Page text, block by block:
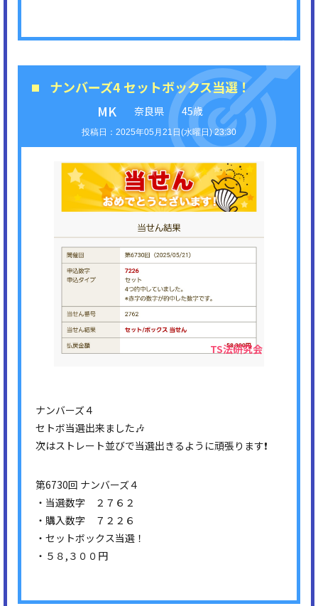
ナンバーズ4 セットボックス当選！
MK
奈良県 45歳
2025年05月21日(水曜日) 23:30
ナンバーズ４
セトボ当選出来ました🎶
次はストレート並びで当選出きるように頑張ります❗
第6730回 ナンバーズ４
・当選数字 ２７６２
・購入数字 ７２２６
・セットボックス当選！
・５８,３００円